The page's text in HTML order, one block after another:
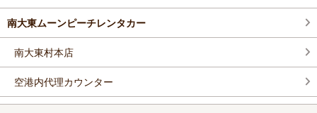
南大東ムーンピーチレンタカー
南大東村本店
空港内代理カウンター